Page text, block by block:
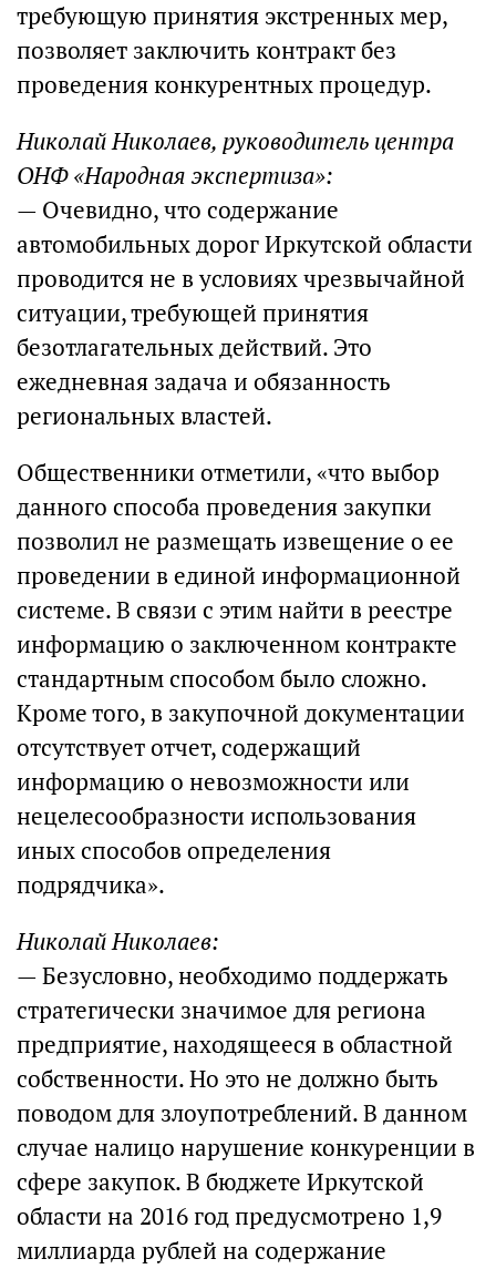
требующую принятия экстренных мер,
позволяет заключить контракт без
проведения конкурентных процедур.
Николай Николаев, руководитель центра
ОНФ «Народная экспертиза»:
— Очевидно, что содержание
автомобильных дорог Иркутской области
проводится не в условиях чрезвычайной
ситуации, требующей принятия
безотлагательных действий. Это
ежедневная задача и обязанность
региональных властей.
Общественники отметили, «что выбор
данного способа проведения закупки
позволил не размещать извещение о ее
проведении в единой информационной
системе. В связи с этим найти в реестре
информацию о заключенном контракте
стандартным способом было сложно.
Кроме того, в закупочной документации
отсутствует отчет, содержащий
информацию о невозможности или
нецелесообразности использования
иных способов определения
подрядчика».
Николай Николаев:
— Безусловно, необходимо поддержать
стратегически значимое для региона
предприятие, находящееся в областной
собственности. Но это не должно быть
поводом для злоупотреблений. В данном
случае налицо нарушение конкуренции в
сфере закупок. В бюджете Иркутской
области на 2016 год предусмотрено 1,9
миллиарда рублей на содержание